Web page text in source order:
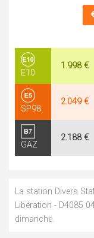
E10
1.998 €
SP98
2.049 €
GAZ
2.188 €
La station Divers
Libération - D4085
dimanche.